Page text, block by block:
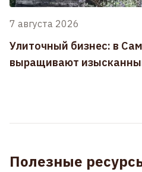
7 августа 2026
Улиточный бизнес: в
выращивают
Полезные